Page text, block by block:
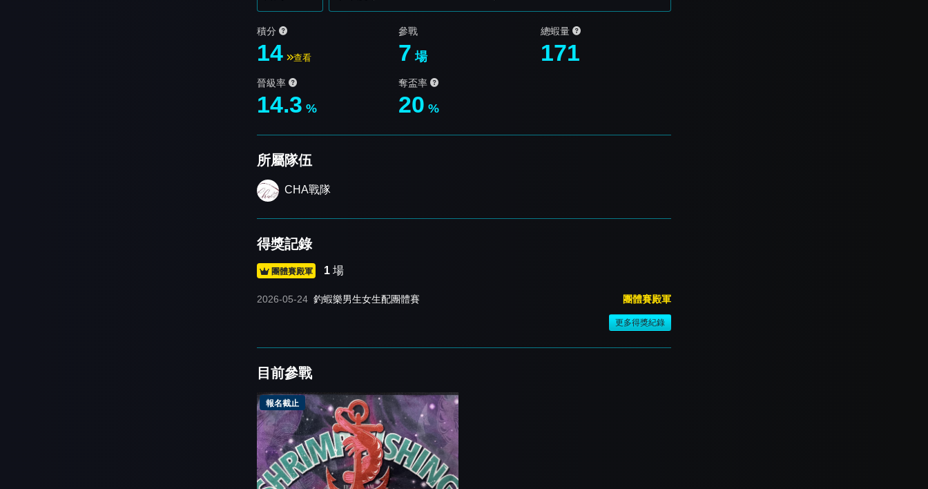
積分
14 查看
參戰
7場
總蝦量
171
晉級率
14.3%
奪盃率
20 %
所屬隊伍
CHA戰隊
得獎記錄
團體賽殿軍 1 場
2026-05-24 釣蝦樂男生女生配團體賽 團體賽殿軍
更多得獎紀錄
目前參戰
報名截止